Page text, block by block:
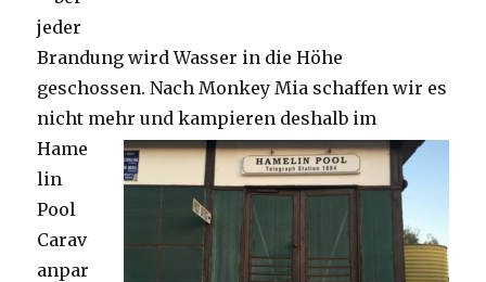
jeder
Brandung wird Wasser in die Höhe
geschossen. Nach Monkey Mia schaffen wir es
nicht mehr und kampieren deshalb im
Hame
lin
Pool
Carav
anpar